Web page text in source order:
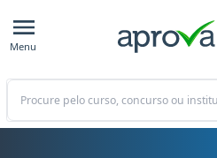
Menu
Buscar